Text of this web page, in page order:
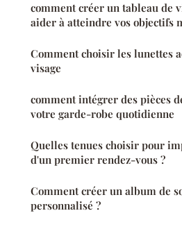
comment créer un tableau de
aider à atteindre vos objectifs
Comment choisir les lunettes
visage
comment intégrer des pièces
votre garde-robe quotidienne
Quelles tenues choisir pour
d'un premier rendez-vous ?
Comment créer un album de
personnalisé ?